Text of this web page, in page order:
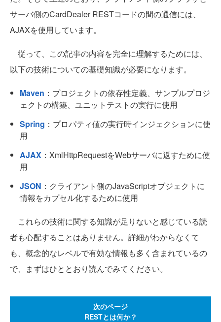
サーバ側のCardDealer RESTコードの間の通信には、
AJAXを使用しています。
従って、この記事の内容を完全に理解するためには、
以下の技術についての基礎知識が必要になります。
Maven ：プロジェクトの依存性定義、サンプルプロジ
ェクトの構築、ユニットテストの実行に使用
Spring ：プロパティ値の実行時インジェクションに使
用
AJAX ：XmlHttpRequestをWebサーバに返すために使
用
JSON ：クライアント側のJavaScriptオブジェクトに
情報をカプセル化するために使用
これらの技術に関する知識が足りないと感じている読
者も心配することはありません。詳細がわからなくて
も、概念的なレベルで有効な情報も多く含まれているの
で、まずはひととおり読んでみてください。
次のページ
RESTとは何か？